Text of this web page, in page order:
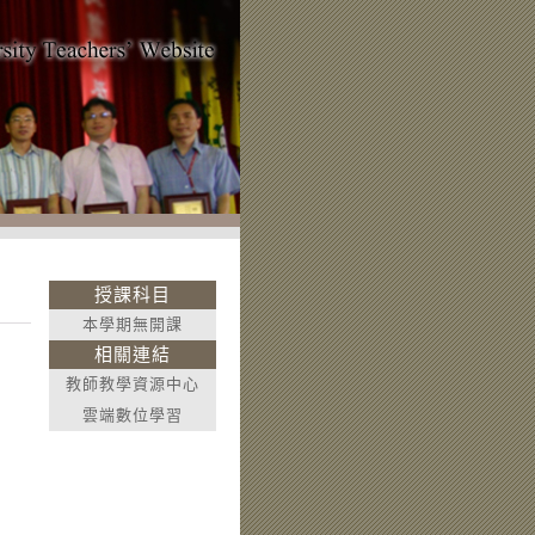
授課科目
本學期無開課
相關連結
教師教學資源中心
雲端數位學習